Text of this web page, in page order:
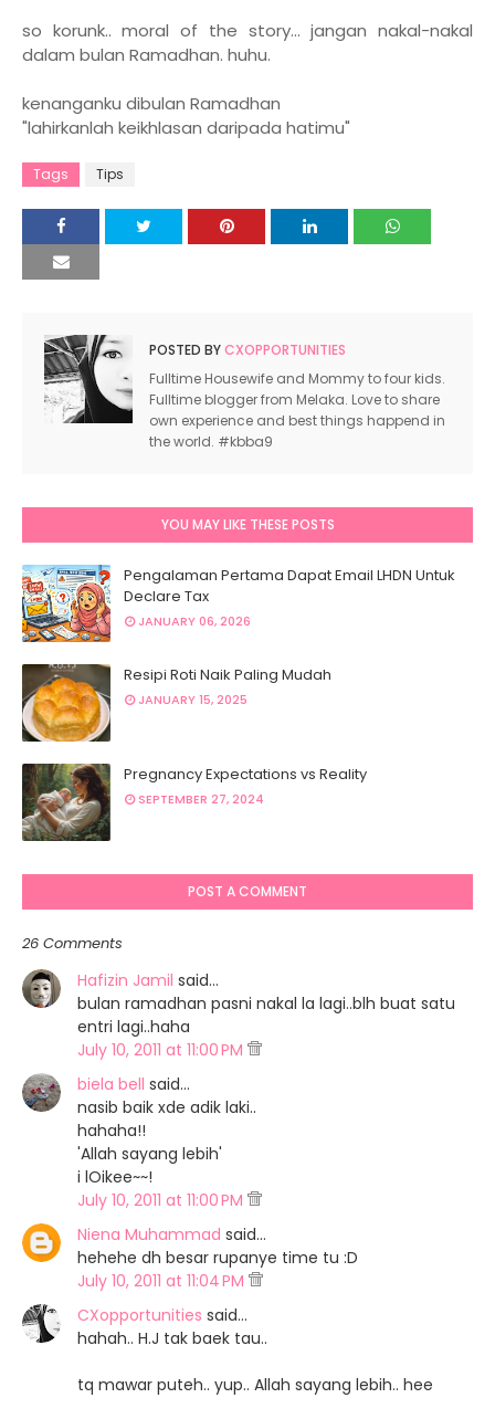
so korunk.. moral of the story... jangan nakal-nakal
dalam bulan Ramadhan. huhu.
kenanganku dibulan Ramadhan
"lahirkanlah keikhlasan daripada hatimu"
Tags Tips
POSTED BYCXOPPORTUNITIES
Fulltime Housewife and Mommy to four kids.
Fulltime blogger from Melaka. Love to share
own experience and best things happend in
the world. #kbba9
YOU MAY LIKE THESE POSTS
Pengalaman Pertama Dapat Email LHDN Untuk
Declare Tax
JANUARY 06, 2026
Resipi Roti Naik Paling Mudah
JANUARY 15, 2025
Pregnancy Expectations vs Reality
SEPTEMBER 27, 2024
POST A COMMENT
26 Comments
Hafizin Jamil said…
bulan ramadhan pasni nakal la lagi..blh buat satu
entri lagi..haha
July 10, 2011 at 11:00 PM
biela bell said…
nasib baik xde adik laki..
hahaha!!
'Allah sayang lebih'
i lOikee~~!
July 10, 2011 at 11:00 PM
Niena Muhammad said…
hehehe dh besar rupanye time tu :D
July 10, 2011 at 11:04 PM
CXopportunities said…
hahah.. H.J tak baek tau..
tq mawar puteh.. yup.. Allah sayang lebih.. hee